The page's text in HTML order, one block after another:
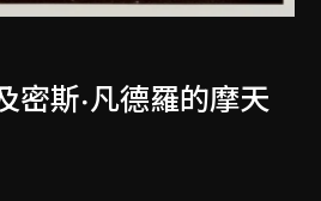
密斯·凡德羅的摩天